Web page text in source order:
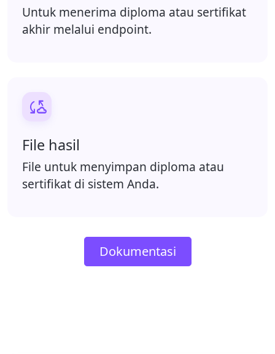
Untuk menerima diploma atau sertifikat
akhir melalui endpoint.

File hasil
File untuk menyimpan diploma atau
sertifikat di sistem Anda.
Dokumentasi